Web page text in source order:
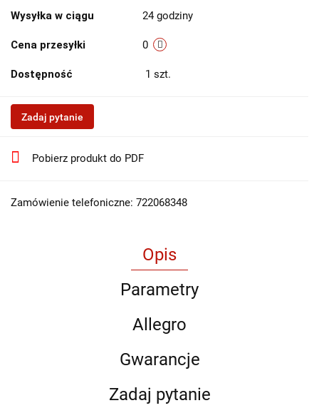
Wysyłka w ciągu 24 godziny
Cena przesyłki 0
Dostępność 1 szt.
Zadaj pytanie
Pobierz produkt do PDF
Zamówienie telefoniczne: 722068348
Opis
Parametry
Allegro
Gwarancje
Zadaj pytanie